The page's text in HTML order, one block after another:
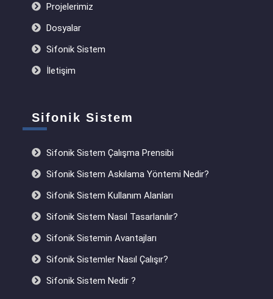
Projelerimiz
Dosyalar
Sifonik Sistem
İletişim
Sifonik Sistem
Sifonik Sistem Çalışma Prensibi
Sifonik Sistem Askılama Yöntemi Nedir?
Sifonik Sistem Kullanım Alanları
Sifonik Sistem Nasıl Tasarlanılır?
Sifonik Sistemin Avantajları
Sifonik Sistemler Nasıl Çalışır?
Sifonik Sistem Nedir ?